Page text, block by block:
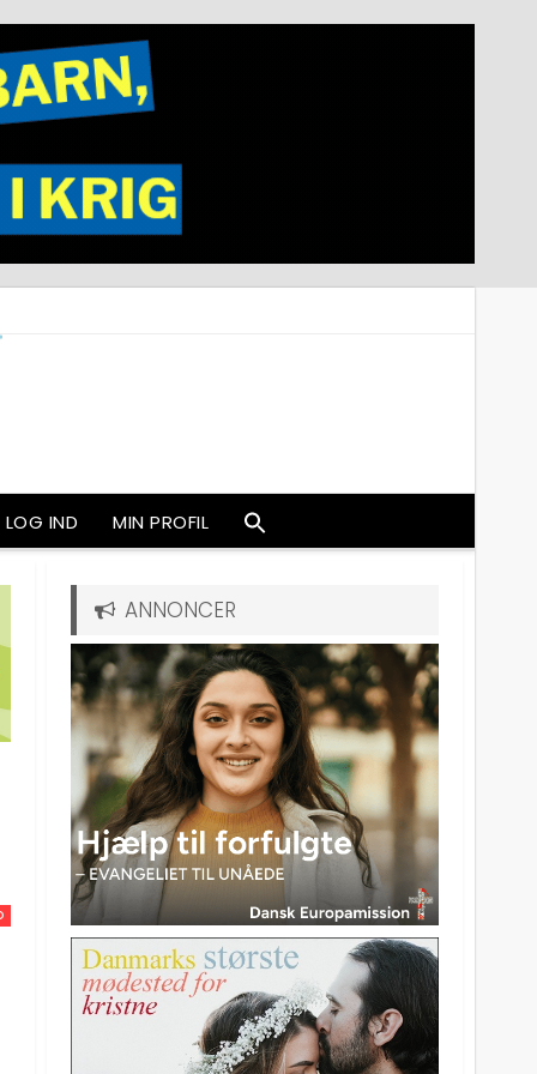
LOG IND MIN PROFIL
ANNONCER